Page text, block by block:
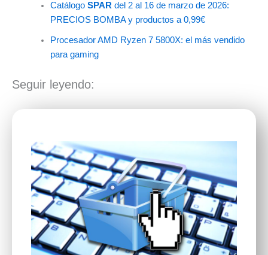
Catálogo SPAR del 2 al 16 de marzo de 2026:
PRECIOS BOMBA y productos a 0,99€
Procesador AMD Ryzen 7 5800X: el más vendido
para gaming
Seguir leyendo: